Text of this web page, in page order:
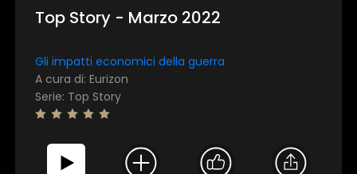
Top Story - Marzo 2022
Gli impatti economici della guerra
A cura di: Eurizon
Serie: Top Story